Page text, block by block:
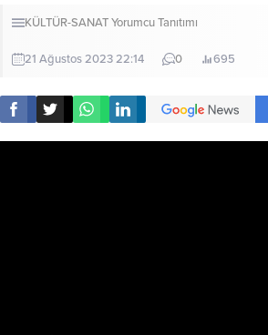
KÜLTÜR-SANATYorumcu Tanıtımı
21 Ağustos 2023 22:14 0 695